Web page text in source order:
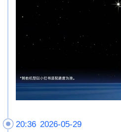
20:36 2026-05-29